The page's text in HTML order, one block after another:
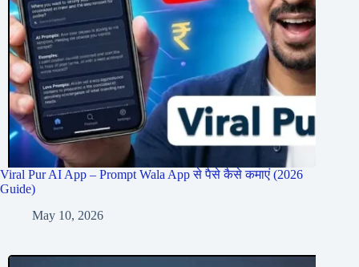
Viral Pur AI App – Prompt Wala App से पैसे कैसे कमाएं (2026
Guide)
May 10, 2026